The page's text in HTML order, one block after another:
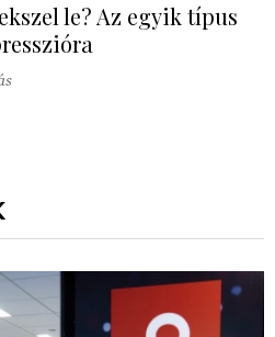
le? Az egyik típus